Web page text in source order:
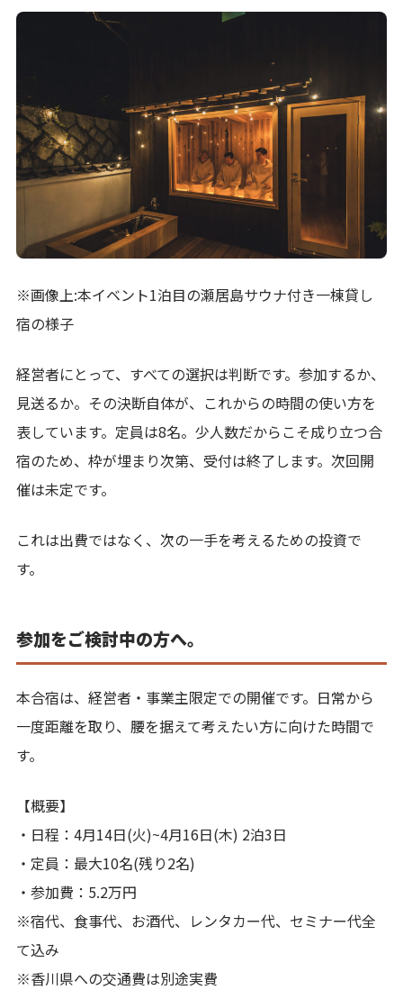
※画像上:本イベント1泊目の瀬居島サウナ付き一棟貸し
宿の様子
経営者にとって、すべての選択は判断です。参加するか、
見送るか。その決断自体が、これからの時間の使い方を
表しています。定員は8名。少人数だからこそ成り立つ合
宿のため、枠が埋まり次第、受付は終了します。次回開
催は未定です。
これは出費ではなく、次の一手を考えるための投資で
す。
参加をご検討中の方へ。
本合宿は、経営者・事業主限定での開催です。日常から
一度距離を取り、腰を据えて考えたい方に向けた時間で
す。
【概要】
・日程：4月14日(火)~4月16日(木) 2泊3日
・定員：最大10名(残り2名)
・参加費：5.2万円
※宿代、食事代、お酒代、レンタカー代、セミナー代全
て込み
※香川県への交通費は別途実費